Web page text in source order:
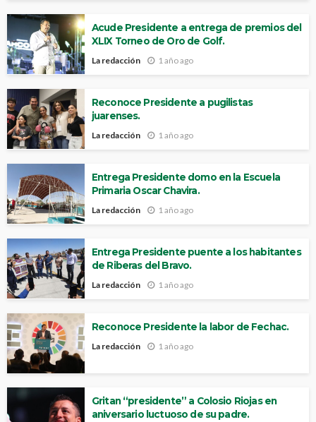
Acude Presidente a entrega de premios del
XLIX Torneo de Oro de Golf.
La redacción 1 año ago
Reconoce Presidente a pugilistas
juarenses.
La redacción 1 año ago
Entrega Presidente domo en la Escuela
Primaria Oscar Chavira.
La redacción 1 año ago
Entrega Presidente puente a los habitantes
de Riberas del Bravo.
La redacción 1 año ago
Reconoce Presidente la labor de Fechac.
La redacción 1 año ago
Gritan “presidente” a Colosio Riojas en
aniversario luctuoso de su padre.